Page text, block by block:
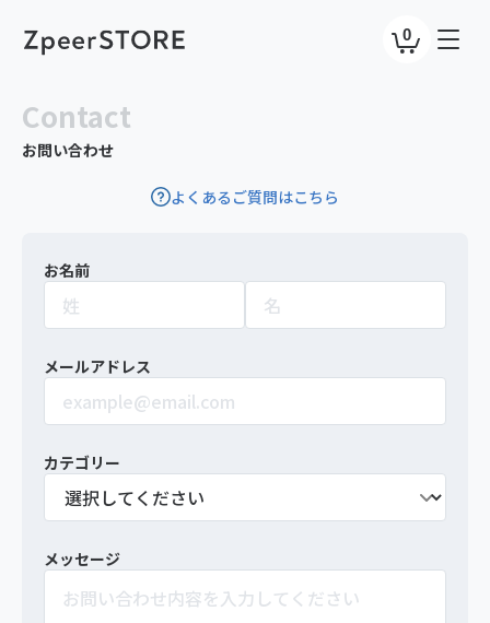
0
Contact
お問い合わせ
よくあるご質問はこちら
お名前
メールアドレス
カテゴリー
メッセージ